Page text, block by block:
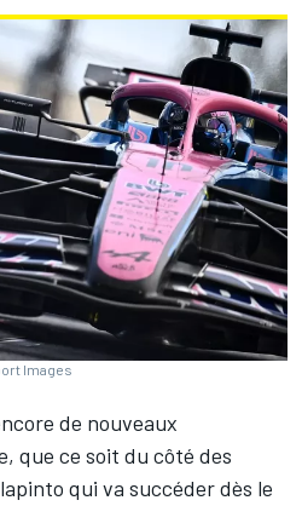
Images
de nouveaux
que ce soit du côté des
qui va succéder dès le